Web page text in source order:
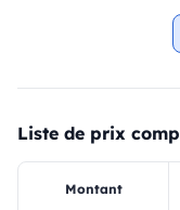
Liste de prix
Montant